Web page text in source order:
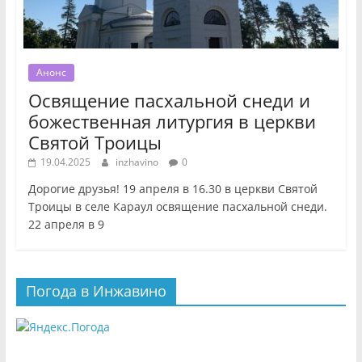
Анонс
Освящение пасхальной снеди и
божественная литургия в церкви
Святой Троицы
19.04.2025 inzhavino 0
Дорогие друзья! 19 апреля в 16.30 в церкви Святой
Троицы в селе Караул освящение пасхальной снеди.
22 апреля в 9
Погода в Инжавино